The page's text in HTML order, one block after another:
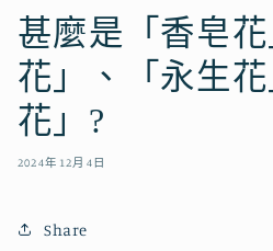
甚麼是「香皂
花」、「永生
花」?
2024年12月4日
Share